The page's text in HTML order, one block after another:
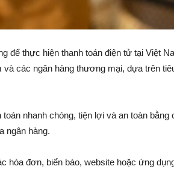
để thực hiện thanh toán điện tử tại Việt
các ngân hàng thương mại, dựa trên
nhanh chóng, tiện lợi và an toàn bằng
ngân hàng.
hóa đơn, biển báo, website hoặc ứng